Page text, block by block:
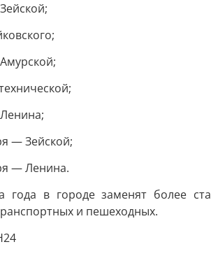
— Зейской;
— Ленина.
года в городе заменят более ста
и пешеходных.